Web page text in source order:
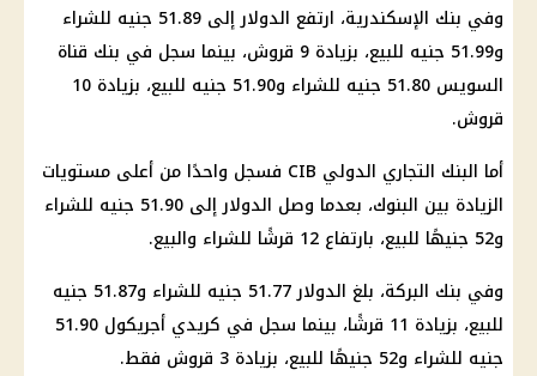
وفي بنك الإسكندرية، ارتفع الدولار إلى 51.89 جنيه للشراء
و51.99 جنيه للبيع، بزيادة 9 قروش، بينما سجل في بنك قناة
السويس 51.80 جنيه للشراء و51.90 جنيه للبيع، بزيادة 10
قروش.
أما البنك التجاري الدولي CIB فسجل واحدًا من أعلى مستويات
الزيادة بين البنوك، بعدما وصل الدولار إلى 51.90 جنيه للشراء
و52 جنيهًا للبيع، بارتفاع 12 قرشًا للشراء والبيع.
وفي بنك البركة، بلغ الدولار 51.77 جنيه للشراء و51.87 جنيه
للبيع، بزيادة 11 قرشًا، بينما سجل في كريدي أجريكول 51.90
جنيه للشراء و52 جنيهًا للبيع، بزيادة 3 قروش فقط.